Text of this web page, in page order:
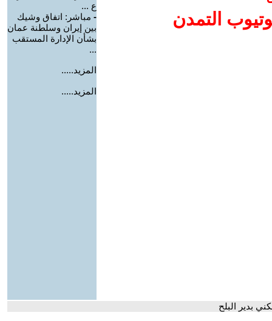
التمدن
ع ...
- مباشر: اتفاق وشيك
بين إيران وسلطنة عمان
بشأن الإدارة المستقب
...
المزيد.....
المزيد.....
بدير البلح